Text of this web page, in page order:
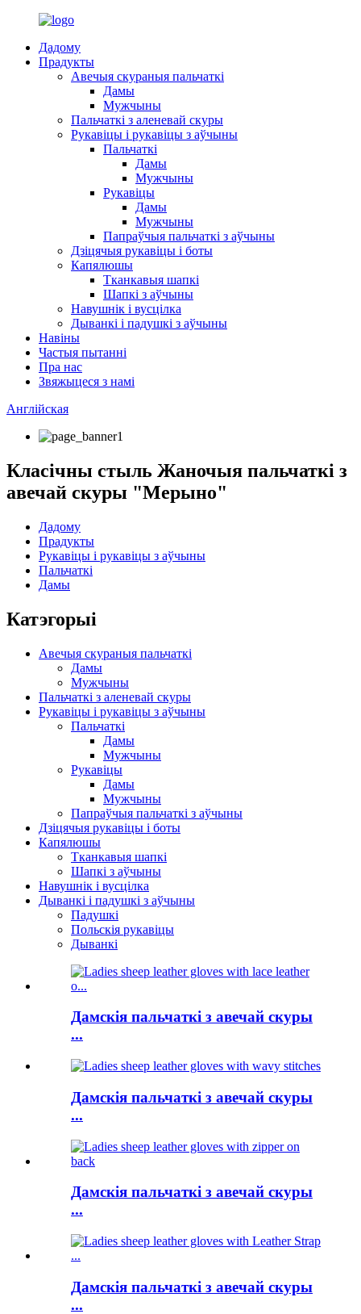
Дадому
Прадукты
Авечыя скураныя пальчаткі
Дамы
Мужчыны
Пальчаткі з аленевай скуры
Рукавіцы і рукавіцы з аўчыны
Пальчаткі
Дамы
Мужчыны
Рукавіцы
Дамы
Мужчыны
Папраўчыя пальчаткі з аўчыны
Дзіцячыя рукавіцы і боты
Капялюшы
Тканкавыя шапкі
Шапкі з аўчыны
Навушнік і вусцілка
Дыванкі і падушкі з аўчыны
Навіны
Частыя пытанні
Пра нас
Звяжыцеся з намі
Англійская
Класічны стыль Жаночыя пальчаткі з
авечай скуры "Мерыно"
Дадому
Прадукты
Рукавіцы і рукавіцы з аўчыны
Пальчаткі
Дамы
Катэгорыі
Авечыя скураныя пальчаткі
Дамы
Мужчыны
Пальчаткі з аленевай скуры
Рукавіцы і рукавіцы з аўчыны
Пальчаткі
Дамы
Мужчыны
Рукавіцы
Дамы
Мужчыны
Папраўчыя пальчаткі з аўчыны
Дзіцячыя рукавіцы і боты
Капялюшы
Тканкавыя шапкі
Шапкі з аўчыны
Навушнік і вусцілка
Дыванкі і падушкі з аўчыны
Падушкі
Польскія рукавіцы
Дыванкі
Дамскія пальчаткі з авечай скуры
...
Дамскія пальчаткі з авечай скуры
...
Дамскія пальчаткі з авечай скуры
...
Дамскія пальчаткі з авечай скуры
...